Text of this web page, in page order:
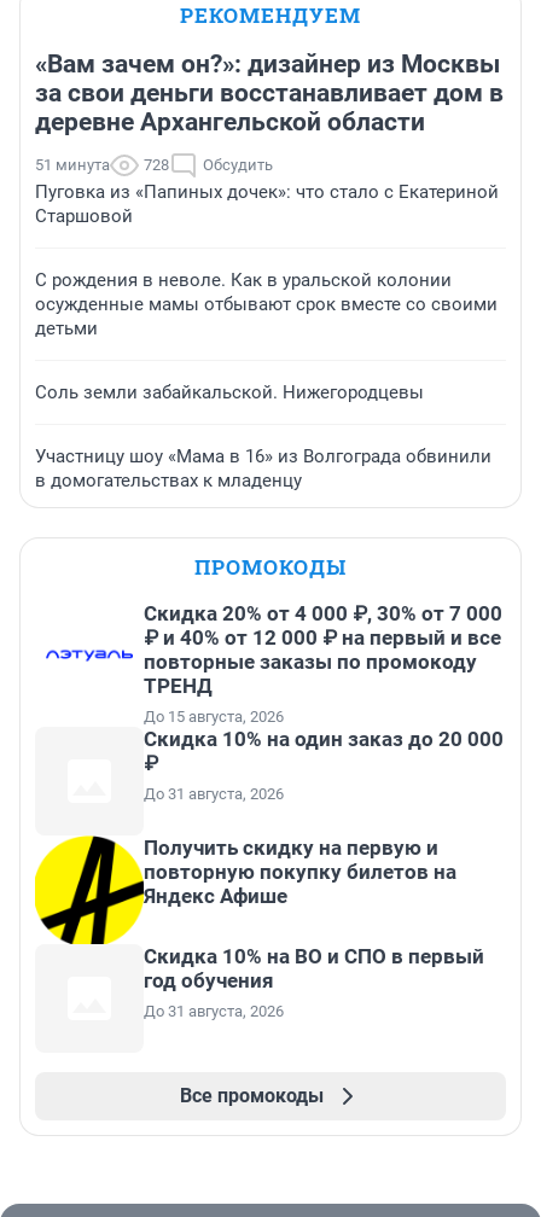
РЕКОМЕНДУЕМ
«Вам зачем он?»: дизайнер из Москвы
за свои деньги восстанавливает дом в
деревне Архангельской области
51 минута 728 Обсудить
Пуговка из «Папиных дочек»: что стало с Екатериной
Старшовой
С рождения в неволе. Как в уральской колонии
осужденные мамы отбывают срок вместе со своими
детьми
Соль земли забайкальской. Нижегородцевы
Участницу шоу «Мама в 16» из Волгограда обвинили
в домогательствах к младенцу
ПРОМОКОДЫ
Скидка 20% от 4 000 ₽, 30% от 7 000
₽ и 40% от 12 000 ₽ на первый и все
повторные заказы по промокоду
ТРЕНД
До 15 августа, 2026
Скидка 10% на один заказ до 20 000
₽
До 31 августа, 2026
Получить скидку на первую и
повторную покупку билетов на
Яндекс Афише
Скидка 10% на ВО и СПО в первый
год обучения
До 31 августа, 2026
Все промокоды